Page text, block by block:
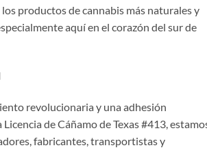
productos de cannabis más naturales y
aquí en el corazón del sur de
revolucionaria y una adhesión
de Cáñamo de Texas #413,
fabricantes, transportistas y